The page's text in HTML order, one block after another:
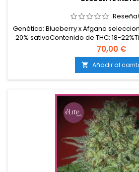
Genética: Blueberry x Afgana
20% sativaContenido de THC: 18-
semanas en interiorProducción
g/m²Producción en exterior: 600-
principios de octubre)Altura: 100-140
200 cm en exteriorAromas y
70,00 €
 Añadir al